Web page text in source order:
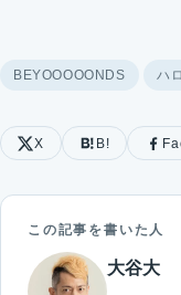
BEYOOOOONDS ハ
X B!
この記事を書いた人
大谷大